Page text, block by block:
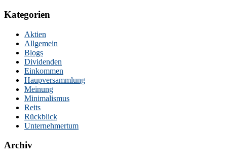
Kategorien
Aktien
Allgemein
Blogs
Dividenden
Einkommen
Haupversammlung
Meinung
Minimalismus
Reits
Rückblick
Unternehmertum
Archiv